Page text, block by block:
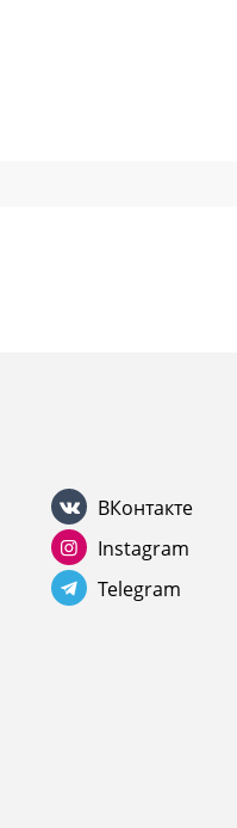
ВКонтакте
Instagram
Telegram